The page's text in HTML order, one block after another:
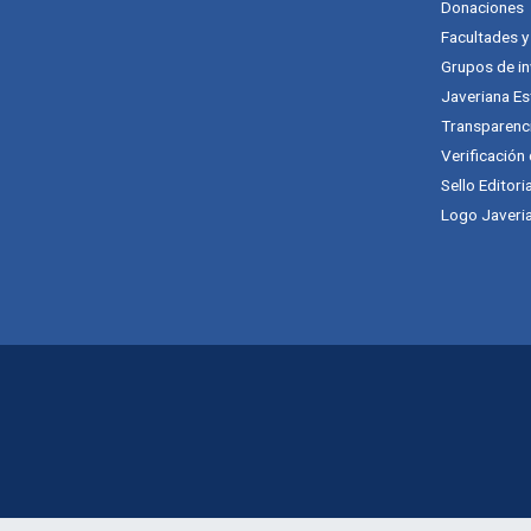
Donaciones
Facultades
Grupos de
Javeriana
Verificación
Sello
Logo